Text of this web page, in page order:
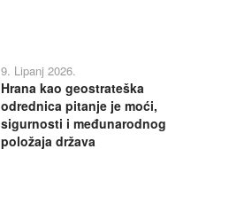
9. Lipanj 2026.
Hrana kao geostrateška
odrednica pitanje je moći,
sigurnosti i međunarodnog
položaja država